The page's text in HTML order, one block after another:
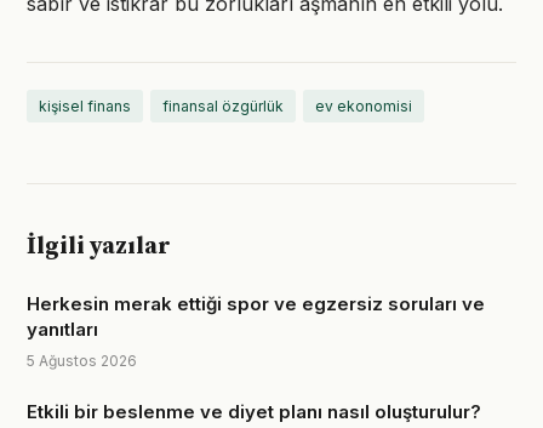
kişisel finans finansal özgürlük ev ekonomisi
İlgili yazılar
Herkesin merak ettiği spor ve egzersiz soruları ve
yanıtları
5 Ağustos 2026
Etkili bir beslenme ve diyet planı nasıl oluşturulur?